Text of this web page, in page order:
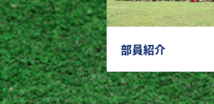
部員紹介